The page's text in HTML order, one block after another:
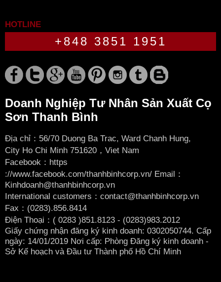
HOTLINE
+848 3851 1951
Doanh Nghiệp Tư Nhân Sản Xuất Cọ
Sơn Thanh Bình
Địa chỉ：56/70 Duong Ba Trac, Ward Chanh Hung,
City Ho Chi Minh 751620，Viet Nam
Facebook： https
://www.facebook.com/thanhbinhcorp.vn/ Email：
Kinhdoanh@thanhbinhcorp.vn
International customers：contact@thanhbinhcorp.vn
Fax：(0283).856.8414
Điện Thoại：( 0283 )851.8123 - (0283)983.2012
Giấy chứng nhận đăng ký kinh doanh: 0302050744. Cấp
ngày: 14/01/2019 Nơi cấp: Phòng Đăng ký kinh doanh -
Sở Kế hoạch và Đầu tư Thành phố Hồ Chí Minh